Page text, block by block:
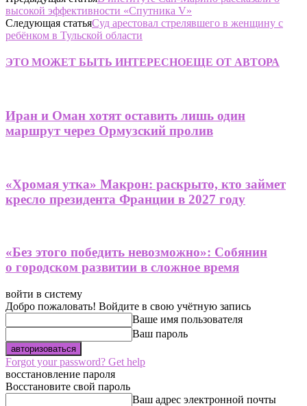
высокой эффективности «Спутника V»
Следующая статьяСуд арестовал стрелявшего в женщину с
ребёнком в Тульской области
ЭТО МОЖЕТ БЫТЬ ИНТЕРЕСНОЕЩЕ ОТ АВТОРА
Иран и Оман хотят оставить лишь один
маршрут через Ормузский пролив
«Хромая утка» Макрон: раскрыто, кто займет
кресло президента Франции в 2027 году
«Без этого победить невозможно»: Собянин
о городском развитии в сложное время
войти в систему
Добро пожаловать! Войдите в свою учётную запись
Ваше имя пользователя
Ваш пароль
Forgot your password? Get help
восстановление пароля
Восстановите свой пароль
Ваш адрес электронной почты